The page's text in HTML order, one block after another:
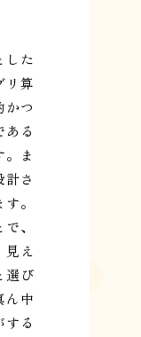
した
リ算
かつ
る
ま
さ
。
、
見え
選び
ん中
る